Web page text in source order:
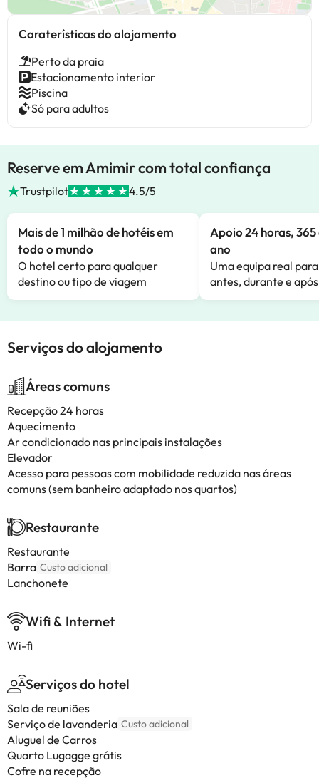
Caraterísticas do alojamento
Perto da praia
Estacionamento interior
Piscina
Só para adultos
Reserve em Amimir com total confiança
Trustpilot 4.5/5
Mais de 1 milhão de hotéis em
todo o mundo
O hotel certo para qualquer
destino ou tipo de viagem
Apoio 24 horas,
ano
Uma equipa real
antes, durante e
Serviços do alojamento
Áreas comuns
Recepção 24 horas
Aquecimento
Ar condicionado nas principais instalações
Elevador
Acesso para pessoas com mobilidade reduzida nas áreas
comuns (sem banheiro adaptado nos quartos)
Restaurante
Restaurante
Barra Custo adicional
Lanchonete
Wifi & Internet
Wi-fi
Serviços do hotel
Sala de reuniões
Serviço de lavanderia Custo adicional
Aluguel de Carros
Quarto Lugagge grátis
Cofre na recepção